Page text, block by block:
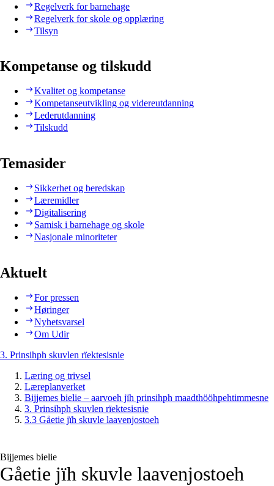
Regelverk for barnehage
Regelverk for skole og opplæring
Tilsyn
Kompetanse og tilskudd
Kvalitet og kompetanse
Kompetanseutvikling og videreutdanning
Lederutdanning
Tilskudd
Temasider
Sikkerhet og beredskap
Læremidler
Digitalisering
Samisk i barnehage og skole
Nasjonale minoriteter
Aktuelt
For pressen
Høringer
Nyhetsvarsel
Om Udir
3. Prinsihph skuvlen rïektesisnie
Læring og trivsel
Læreplanverket
Bijjemes bielie – aarvoeh jïh prinsihph maadthööhpehtimmesne
3. Prinsihph skuvlen rïektesisnie
3.3 Gåetie jïh skuvle laavenjostoeh
Bijjemes bielie
Gåetie jïh skuvle laavenjostoeh